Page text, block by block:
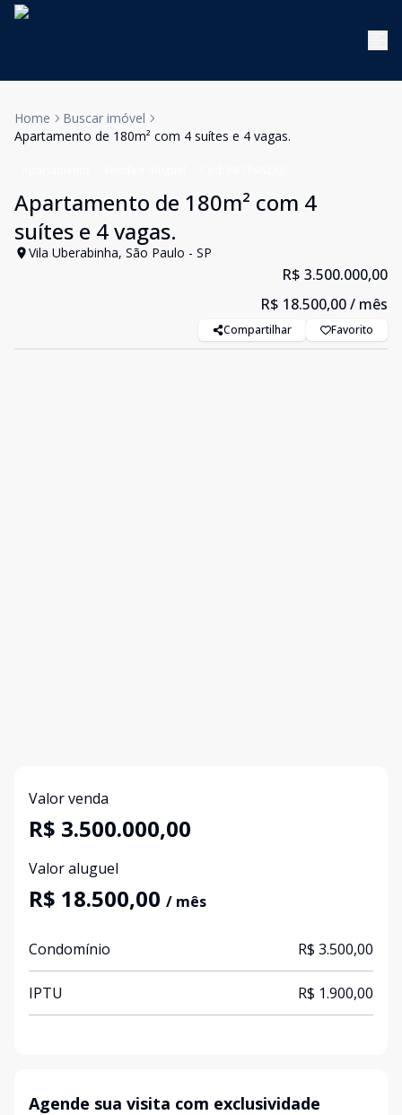
Home
Buscar imóvel
Apartamento de 180m² com 4 suítes e 4 vagas.
Apartamento de 180m² com 4
suítes e 4 vagas.
Vila Uberabinha, São Paulo - SP
R$ 3.500.000,00
R$ 18.500,00/ mês
Compartilhar Favorito
Valor venda
R$ 3.500.000,00
Valor aluguel
R$ 18.500,00 / mês
Condomínio R$ 3.500,00
IPTU R$ 1.900,00
Agende sua visita com exclusividade